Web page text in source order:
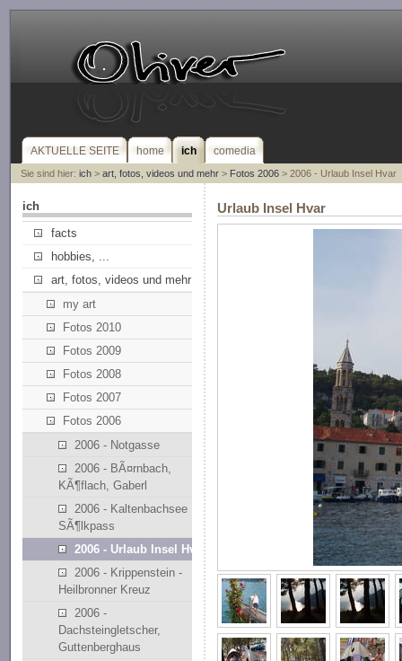
AKTUELLE SEITE home ich comedia
Sie sind hier: ich> art, fotos, videos und mehr> Fotos 2006> 2006 - Urlaub Insel Hvar
ich
facts
hobbies, ...
art, fotos, videos und mehr
my art
Fotos 2010
Fotos 2009
Fotos 2008
Fotos 2007
Fotos 2006
2006 - Notgasse
2006 - BÃ¤rnbach,
KÃ¶flach, Gaberl
2006 - Kaltenbachsee
SÃ¶lkpass
2006 - Urlaub Insel Hvar
2006 - Krippenstein -
Heilbronner Kreuz
2006 -
Dachsteingletscher,
Guttenberghaus
Urlaub Insel Hvar